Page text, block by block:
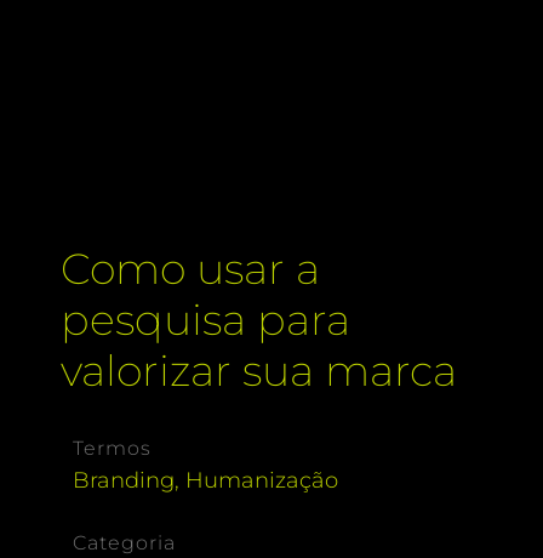
Como usar a
pesquisa para
valorizar sua marca
Termos
Branding, Humanização
Categoria